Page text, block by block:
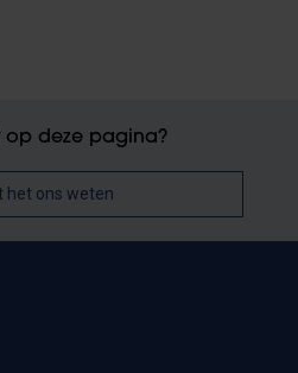
op deze pagina?
het ons weten